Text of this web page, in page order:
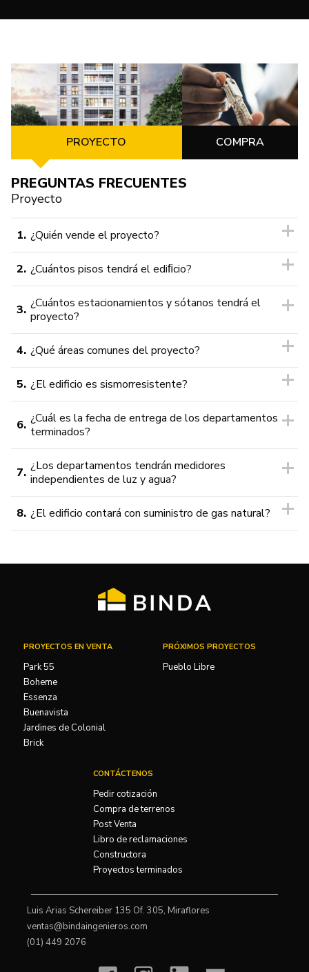
PROYECTO COMPRA
PREGUNTAS FRECUENTES
Proyecto
1. ¿Quién vende el proyecto?
2. ¿Cuántos pisos tendrá el ediﬁcio?
3. ¿Cuántos estacionamientos y sótanos tendrá el
proyecto?
4. ¿Qué áreas comunes del proyecto?
5. ¿El edificio es sismorresistente?
6. ¿Cuál es la fecha de entrega de los departamentos
terminados?
7. ¿Los departamentos tendrán medidores
independientes de luz y agua?
8. ¿El edificio contará con suministro de gas natural?
PROYECTOS EN VENTA
Park 55
Boheme
Essenza
Buenavista
Jardines de Colonial
Brick
PRÓXIMOS PROYECTOS
Pueblo Libre
CONTÁCTENOS
Pedir cotización
Compra de terrenos
Post Venta
Libro de reclamaciones
Constructora
Proyectos terminados
Luis Arias Schereiber 135 Of. 305, Miraflores
ventas@bindaingenieros.com
(01) 449 2076